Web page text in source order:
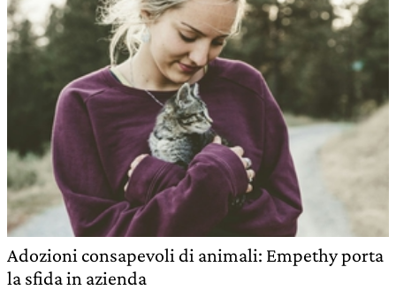
Adozioni consapevoli di animali: Empethy porta
la sfida in azienda